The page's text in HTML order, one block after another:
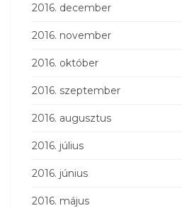
2016. december
2016. november
2016. október
2016. szeptember
2016. augusztus
2016. július
2016. június
2016. május